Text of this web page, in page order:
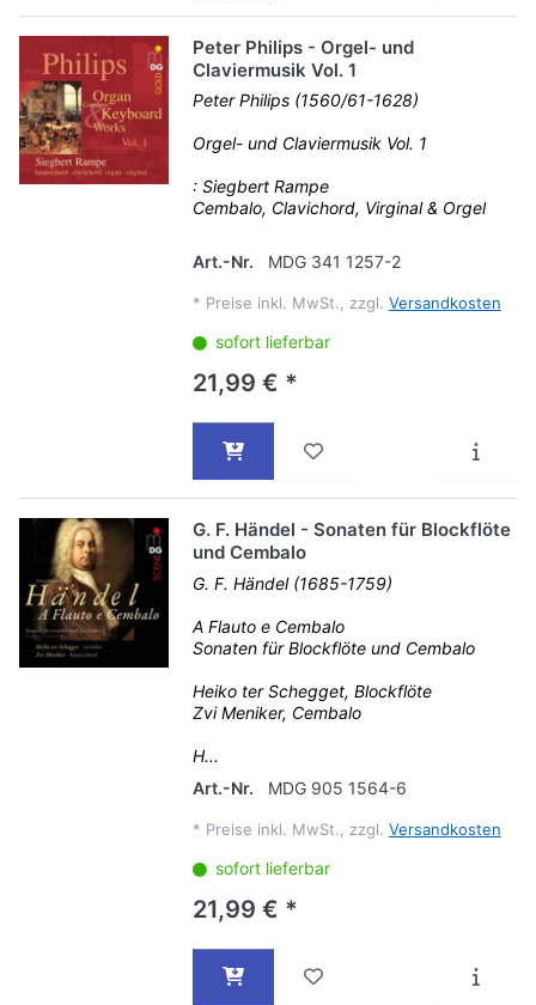
Peter Philips - Orgel- und
Claviermusik Vol. 1
Peter Philips (1560/61-1628)
Orgel- und Claviermusik Vol. 1
: Siegbert Rampe
Cembalo, Clavichord, Virginal & Orgel
Art.-Nr. MDG 341 1257-2
* Preise inkl. MwSt., zzgl. Versandkosten
sofort lieferbar
21,99 € *
G. F. Händel - Sonaten für Blockflöte
und Cembalo
G. F. Händel (1685-1759)
A Flauto e Cembalo
Sonaten für Blockflöte und Cembalo
Heiko ter Schegget, Blockflöte
Zvi Meniker, Cembalo
H...
Art.-Nr.
MDG 905 1564-6
* Preise inkl. MwSt., zzgl. Versandkosten
sofort lieferbar
21,99 € *